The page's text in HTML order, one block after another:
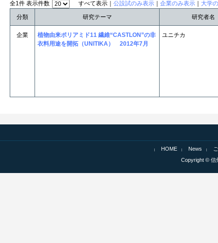
全1件 表示件数 すべて表示｜ 公設試のみ表示 企業のみ表示
大学
分類
研究テーマ 研究者名
企業
植物由来ポリアミド11 繊維“CASTLON”の非
衣料用途を開拓（UNITIKA） 2012年7月
ユニチカ
HOME News
Copyright © 信